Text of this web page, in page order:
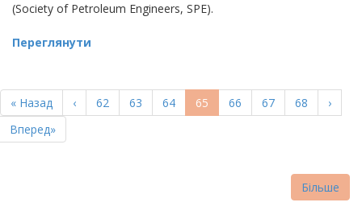
(Society of Petroleum Engineers, SPE).
Переглянути
НА
СТОРІНКИ
Перша
сторінка
« Назад
Попередня
сторінка
‹ Page
62 Page
63 Page
64
Поточна
сторінка
65 Page
66 Page
67 Page
68
›
Остання
сторінка
Вперед»
Більше